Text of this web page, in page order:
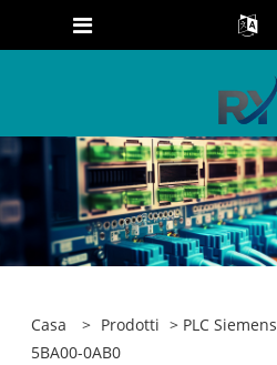
Casa > Prodotti > PLC Siemens
5BA00-0AB0